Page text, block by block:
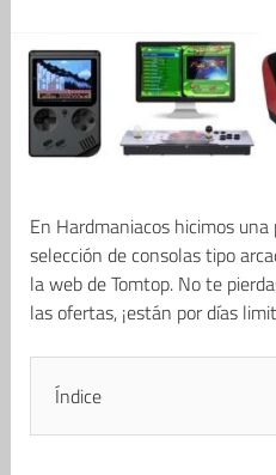
En Hardmaniacos hicimos
selección de consolas tipo
la web de Tomtop. No te
las ofertas, ¡están por días
Índice